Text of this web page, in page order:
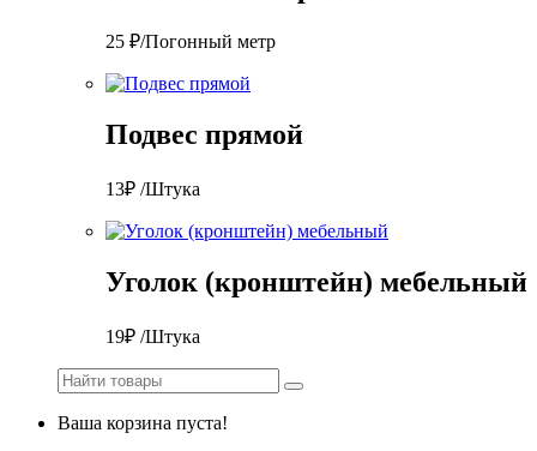
25 ₽/Погонный метр
Подвес прямой
13₽ /Штука
Уголок (кронштейн) мебельный
19₽ /Штука
Ваша корзина пуста!